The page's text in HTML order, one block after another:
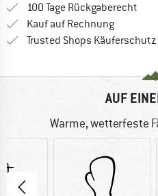
100 Tage Rückgaberecht
Kauf auf RechnungFinde
Trusted Shops Käuferschutz
AUF
Warme, wetterfeste